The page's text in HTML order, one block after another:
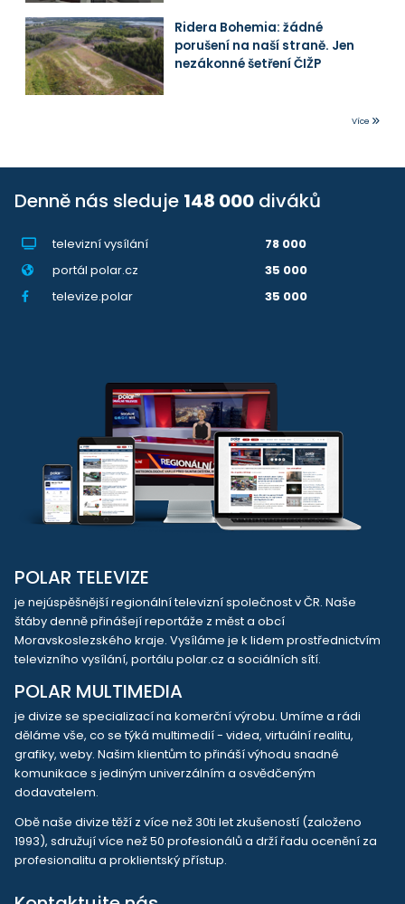
Ridera Bohemia: žádné
porušení na naší straně. Jen
nezákonné šetření ČIŽP
Více
Denně nás sleduje 148 000 diváků
televizní vysílání
78 000
portál polar.cz
35 000
televize.polar
35 000
POLAR TELEVIZE
je nejúspěšnější regionální televizní společnost v ČR. Naše
štáby denně přinášejí reportáže z měst a obcí
Moravskoslezského kraje. Vysíláme je k lidem prostřednictvím
televizního vysílání, portálu polar.cz a sociálních sítí.
POLAR MULTIMEDIA
je divize se specializací na komerční výrobu. Umíme a rádi
děláme vše, co se týká multimedií - videa, virtuální realitu,
grafiky, weby. Našim klientům to přináší výhodu snadné
komunikace s jediným univerzálním a osvědčeným
dodavatelem.
Obě naše divize těží z více než 30ti let zkušeností (založeno
1993), sdružují více než 50 profesionálů a drží řadu ocenění za
profesionalitu a proklientský přístup.